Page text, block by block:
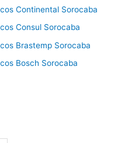
Continental Sorocaba
Consul Sorocaba
Brastemp Sorocaba
Bosch Sorocaba